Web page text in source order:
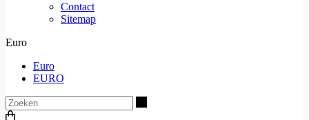
Contact
Sitemap
Euro
Euro
EURO